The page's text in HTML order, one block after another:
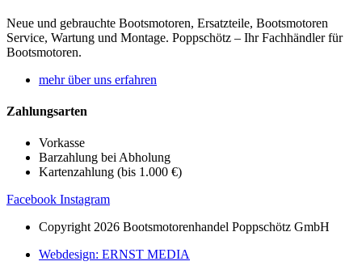
Neue und gebrauchte Bootsmotoren, Ersatzteile, Bootsmotoren
Service, Wartung und Montage. Poppschötz – Ihr Fachhändler für
Bootsmotoren.
mehr über uns erfahren
Zahlungsarten
Vorkasse
Barzahlung bei Abholung
Kartenzahlung (bis 1.000 €)
Facebook Instagram
Copyright 2026 Bootsmotorenhandel Poppschötz GmbH
Webdesign: ERNST MEDIA